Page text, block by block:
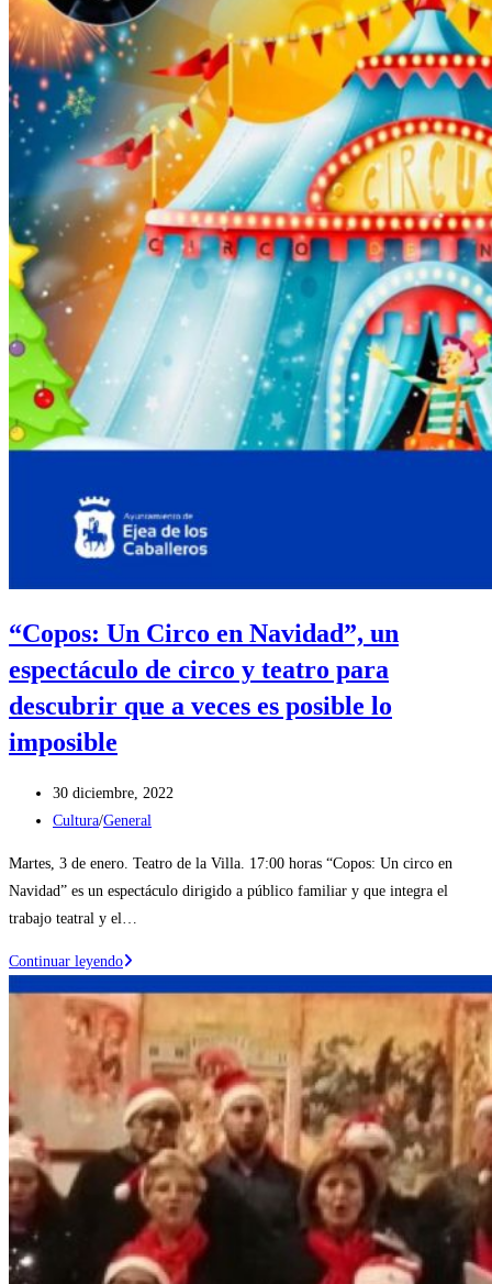
“Copos: Un Circo en Navidad”, un
espectáculo de circo y teatro para
descubrir que a veces es posible lo
imposible
Publicación
de
entrada:
30 diciembre, 2022
Categoría
la
Cultura/General
Martes, 3 de enero. Teatro de la Villa. 17:00 horas “Copos: Un circo en
Navidad” es un espectáculo dirigido a público familiar y que integra el
trabajo teatral y el…
Continuar leyendo“Copos:
Un
Circo
en
Navidad”,
un
espectáculo
de
circo
y
teatro
para